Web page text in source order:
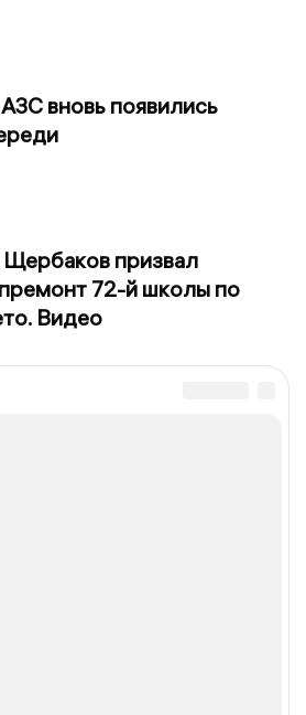
вновь появились
призвал
72-й школы по
Видео